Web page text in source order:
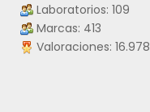
Laboratorios: 109
Marcas: 413
Valoraciones: 16.978